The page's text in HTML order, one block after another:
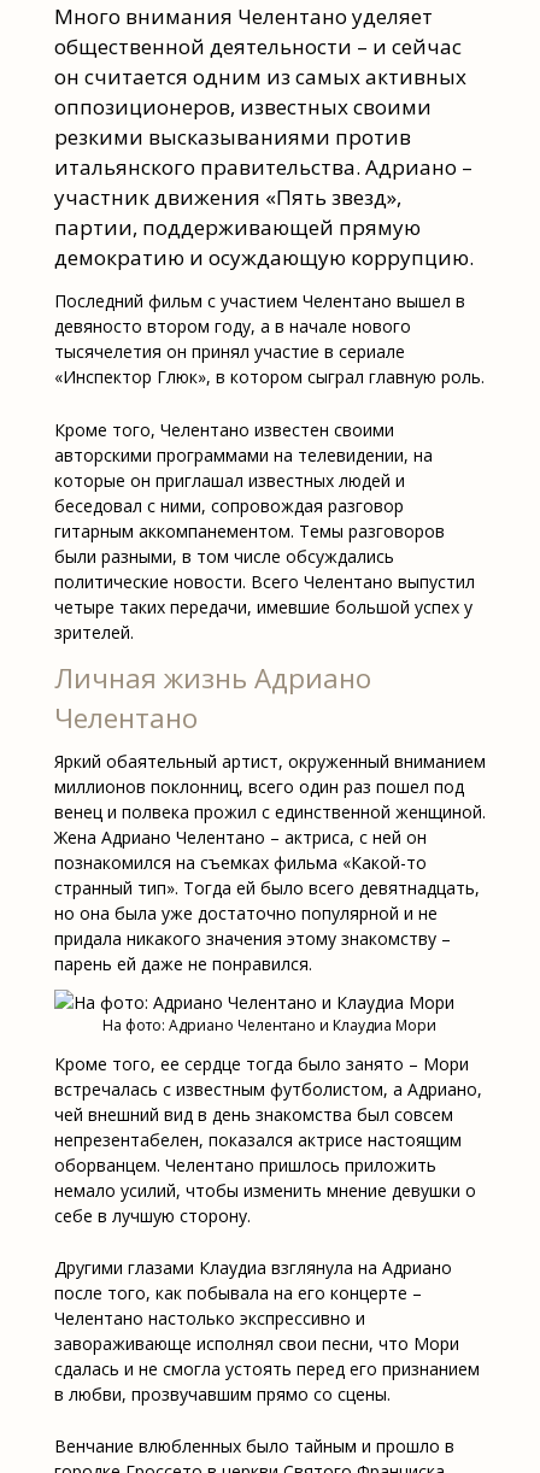
Много внимания Челентано уделяет
общественной деятельности – и сейчас
он считается одним из самых активных
оппозиционеров, известных своими
резкими высказываниями против
итальянского правительства. Адриано –
участник движения «Пять звезд»,
партии, поддерживающей прямую
демократию и осуждающую коррупцию.
Последний фильм с участием Челентано вышел в
девяносто втором году, а в начале нового
тысячелетия он принял участие в сериале
«Инспектор Глюк», в котором сыграл главную роль.
Кроме того, Челентано известен своими
авторскими программами на телевидении, на
которые он приглашал известных людей и
беседовал с ними, сопровождая разговор
гитарным аккомпанементом. Темы разговоров
были разными, в том числе обсуждались
политические новости. Всего Челентано выпустил
четыре таких передачи, имевшие большой успех у
зрителей.
Личная жизнь Адриано
Челентано
Яркий обаятельный артист, окруженный вниманием
миллионов поклонниц, всего один раз пошел под
венец и полвека прожил с единственной женщиной.
Жена Адриано Челентано – актриса, с ней он
познакомился на съемках фильма «Какой-то
странный тип». Тогда ей было всего девятнадцать,
но она была уже достаточно популярной и не
придала никакого значения этому знакомству –
парень ей даже не понравился.
На фото: Адриано Челентано и Клаудиа Мори
Кроме того, ее сердце тогда было занято – Мори
встречалась с известным футболистом, а Адриано,
чей внешний вид в день знакомства был совсем
непрезентабелен, показался актрисе настоящим
оборванцем. Челентано пришлось приложить
немало усилий, чтобы изменить мнение девушки о
себе в лучшую сторону.
Другими глазами Клаудиа взглянула на Адриано
после того, как побывала на его концерте –
Челентано настолько экспрессивно и
завораживающе исполнял свои песни, что Мори
сдалась и не смогла устоять перед его признанием
в любви, прозвучавшим прямо со сцены.
Венчание влюбленных было тайным и прошло в